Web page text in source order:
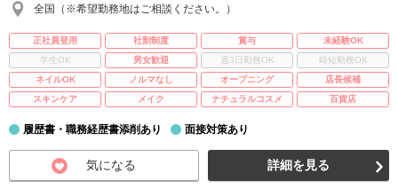
全国（※希望勤務地はご相談ください。）
正社員登用 社割制度 賞与
未経験OK
学生OK
男女歓迎 週3日勤務OK
時短勤務OK
ネイルOK
ノルマなし オープニング
店長候補
スキンケア
メイク ナチュラルコスメ 百貨店
履歴書・職務経歴書添削あり 面接対策あり
気になる 詳細を見る